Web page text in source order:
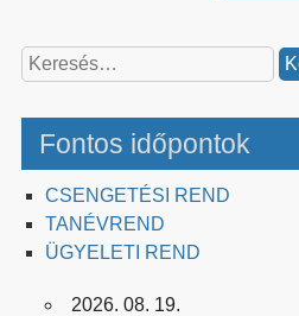
Keresés:
Fontos időpontok
CSENGETÉSI REND
TANÉVREND
ÜGYELETI REND
2026. 08. 19.